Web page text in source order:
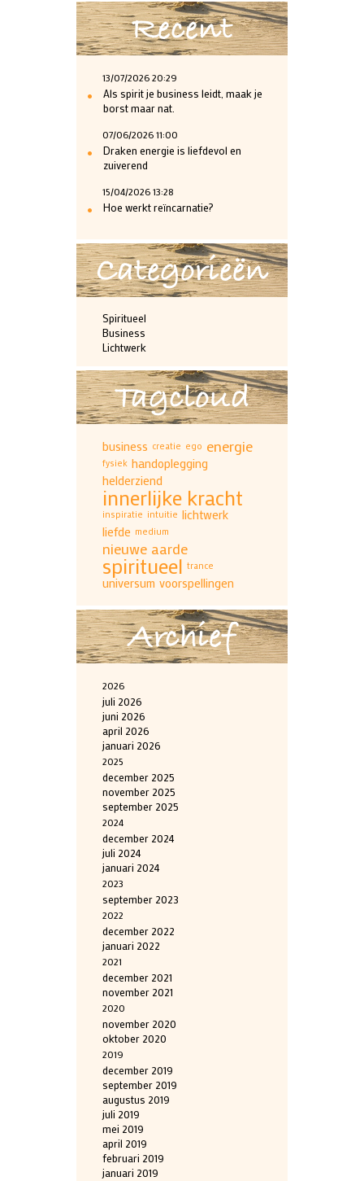
Recent
13/07/2026 20:29
•
Als spirit je business leidt, maak je
borst maar nat.
07/06/2026 11:00
•
Draken energie is liefdevol en
zuiverend
15/04/2026 13:28
• Hoe werkt reïncarnatie?
Categorieën
Spiritueel
Business
Lichtwerk
Tagcloud
business creatie ego energie
fysiek handoplegging
helderziend
innerlijke kracht
inspiratie intuitie lichtwerk
liefde medium
nieuwe aarde
spiritueel trance
universum voorspellingen
Archief
2026
juli 2026
juni 2026
april 2026
januari 2026
2025
december 2025
november 2025
september 2025
2024
december 2024
juli 2024
januari 2024
2023
september 2023
2022
december 2022
januari 2022
2021
december 2021
november 2021
2020
november 2020
oktober 2020
2019
december 2019
september 2019
augustus 2019
juli 2019
mei 2019
april 2019
februari 2019
januari 2019